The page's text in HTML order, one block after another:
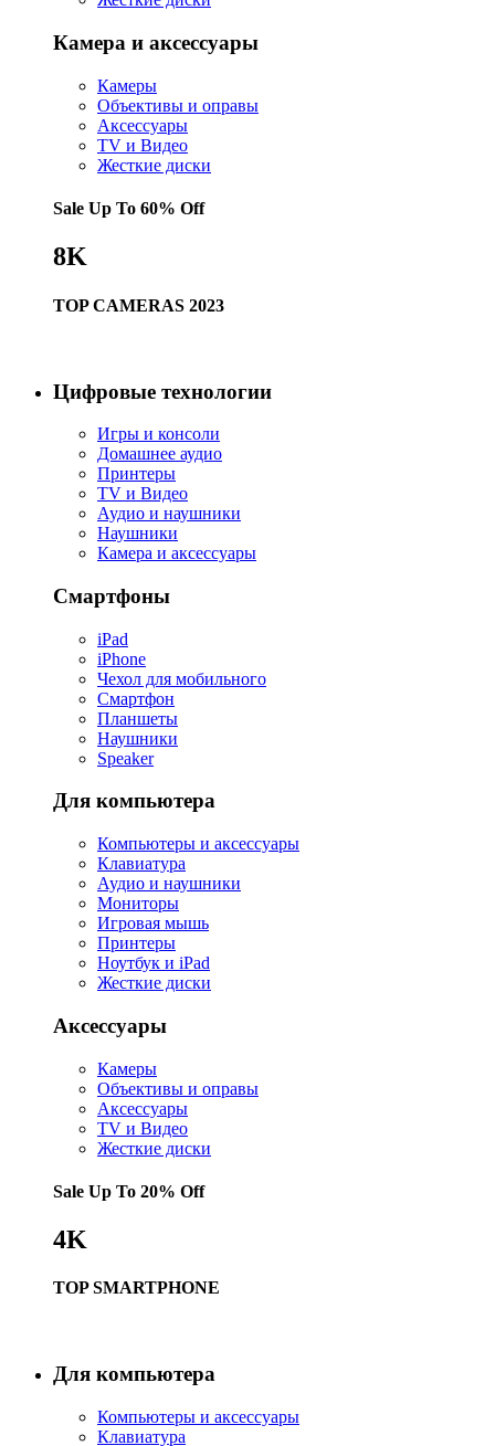
Камера и аксессуары
Камеры
Объективы и оправы
Аксессуары
TV и Видео
Жесткие диски
Sale Up To 60% Off
8K
TOP CAMERAS 2023
Цифровые технологии
Игры и консоли
Домашнее аудио
Принтеры
TV и Видео
Аудио и наушники
Наушники
Камера и аксессуары
Смартфоны
iPad
iPhone
Чехол для мобильного
Смартфон
Планшеты
Наушники
Speaker
Для компьютера
Компьютеры и аксессуары
Клавиатура
Аудио и наушники
Мониторы
Игровая мышь
Принтеры
Ноутбук и iPad
Жесткие диски
Аксессуары
Камеры
Объективы и оправы
Аксессуары
TV и Видео
Жесткие диски
Sale Up To 20% Off
4K
TOP SMARTPHONE
Для компьютера
Компьютеры и аксессуары
Клавиатура